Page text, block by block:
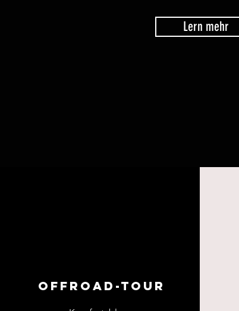
Lern mehr
​Offroad-Tour